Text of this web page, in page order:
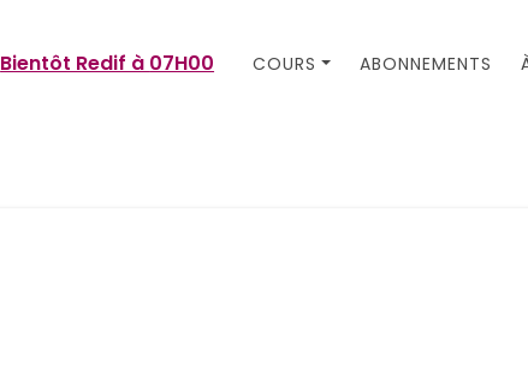
Bientôt Redif à 07H00 COURS ABONNEMENTS